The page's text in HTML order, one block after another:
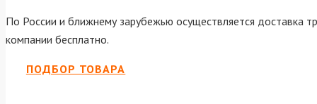
По России и ближнему зарубежью осуществляется доставка
компании бесплатно.
ПОДБОР ТОВАРА